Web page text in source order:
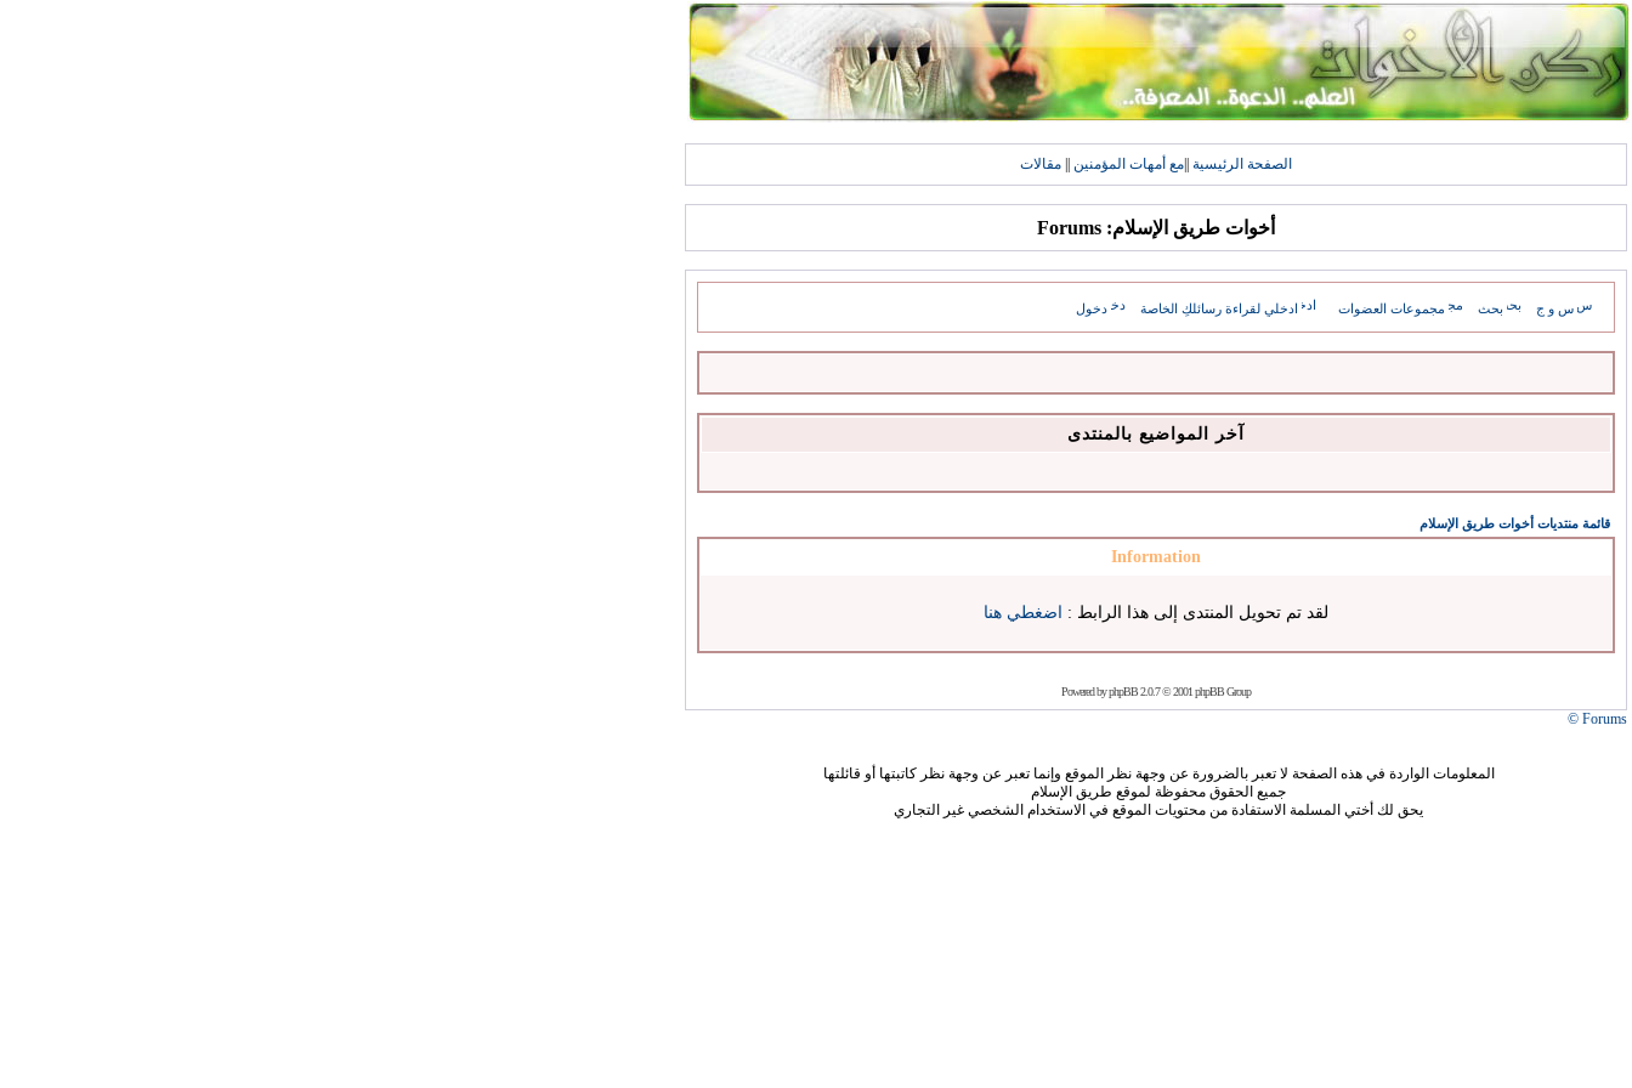
الصفحة الرئيسية مع أمهات المؤمنين مقالات
أخوات طريق الإسلام: Forums
س و ج بحث مجموعات العضوات ادخلي لقراءة رسائلكِ الخاصة دخول
آخر المواضيع بالمنتدى
قائمة منتديات أخوات طريق الإسلام
Information
لقد تم تحويل المنتدى إلى هذا الرابط : اضغطي هنا
Powered byphpBB2.0.7 © 2001 phpBB Group
Forums ©
المعلومات الواردة في هذه الصفحة لا تعبر بالضرورة عن وجهة نظر الموقع وإنما تعبر عن وجهة نظر كاتبتها أو قائلتها
جميع الحقوق محفوظة لموقع طريق الإسلام
يحق لك أختي المسلمة الاستفادة من محتويات الموقع في الاستخدام الشخصي غير التجاري